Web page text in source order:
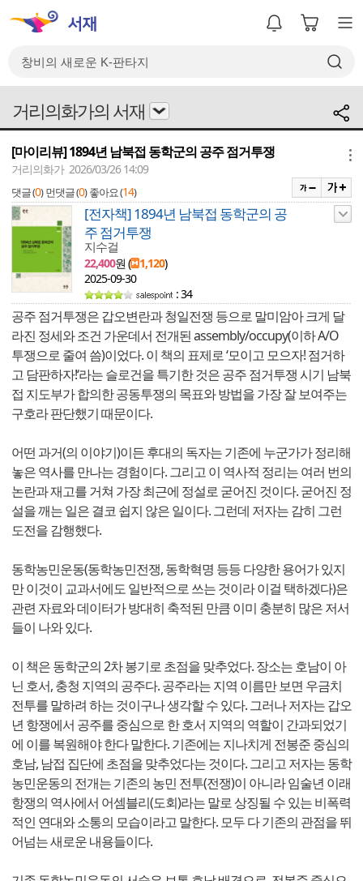
거리의화가의 서재
[마이리뷰] 1894년 남북접 동학군의 공주 점거투쟁
거리의화가 2026/03/26 14:09
댓글 (0) 먼댓글 (0) 좋아요 (14)
[전자책] 1894년 남북접 동학군의 공
주 점거투쟁
지수걸
22,400원 ( 1,120)
2025-09-30
: 34
공주 점거투쟁은 갑오변란과 청일전쟁 등으로 말미암아 크게 달
라진 정세와 조건 가운데서 전개된 assembly/occupy(이하 A/O
투쟁으로 줄여 씀)이었다. 이 책의 표제로 ‘모이고 모으자! 점거하
고 담판하자!‘라는 슬로건을 특기한 것은 공주 점거투쟁 시기 남북
접 지도부가 합의한 공동투쟁의 목표와 방법을 가장 잘 보여주는
구호라 판단했기 때문이다.
어떤 과거(의 이야기)이든 후대의 독자는 기존에 누군가가 정리해
놓은 역사를 만나는 경험이다. 그리고 이 역사적 정리는 여러 번의
논란과 재고를 거쳐 가장 최근에 정설로 굳어진 것이다. 굳어진 정
설을 깨는 일은 결코 쉽지 않은 일이다. 그런데 저자는 감히 그런
도전을 감행했다.
동학농민운동(동학농민전쟁, 동학혁명 등등 다양한 용어가 있지
만 이것이 교과서에도 일반적으로 쓰는 것이라 이걸 택하겠다)은
관련 자료와 데이터가 방대히 축적된 만큼 이미 충분히 많은 저서
들이 나와 있다.
이 책은 동학군의 2차 봉기로 초점을 맞추었다. 장소는 호남이 아
닌 호서, 충청 지역의 공주다. 공주라는 지역 이름만 보면 우금치
전투를 말하려 하는 것이구나 생각할 수 있다. 그러나 저자는 갑오
년 항쟁에서 공주를 중심으로 한 호서 지역의 역할이 간과되었기
에 이를 복원해야 한다 말한다. 기존에는 지나치게 전봉준 중심의
호남, 남접 집단에 초점을 맞추었다는 것이다. 그리고 저자는 동학
농민운동의 전개는 기존의 농민 전투(전쟁)이 아니라 임술년 이래
항쟁의 역사에서 어셈블리(도회)라는 말로 상징될 수 있는 비폭력
적인 연대와 소통의 모습이라고 말한다. 모두 다 기존의 관점을 뛰
어넘는 새로운 내용들이다.